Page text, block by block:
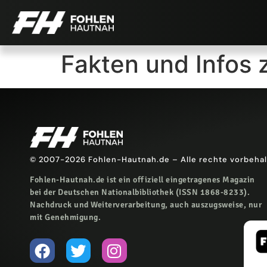
Fakten und Infos
© 2007-2026 Fohlen-Hautnah.de – Alle rechte
Fohlen-Hautnah.de ist ein offiziell eingetragenes Magazin
bei der Deutschen Nationalbibliothek (ISSN 1868-8233).
Nachdruck und Weiterverarbeitung, auch auszugsweise, nur
mit Genehmigung.